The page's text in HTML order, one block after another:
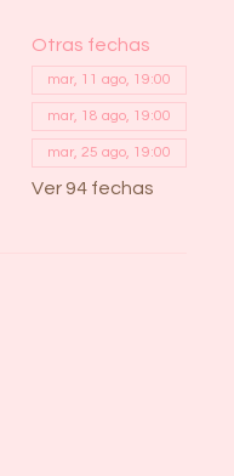
Otras fechas
mar, 11 ago, 19:00
mar, 18 ago, 19:00
mar, 25 ago, 19:00
Ver 94 fechas